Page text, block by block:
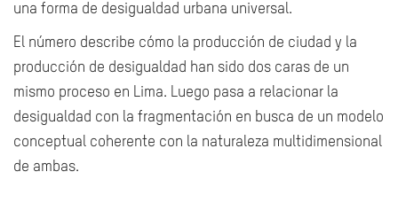
una forma de desigualdad urbana universal.
El número describe cómo la producción de ciudad y la
producción de desigualdad han sido dos caras de un
mismo proceso en Lima. Luego pasa a relacionar la
desigualdad con la fragmentación en busca de un modelo
conceptual coherente con la naturaleza multidimensional
de ambas.